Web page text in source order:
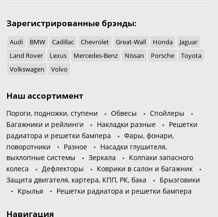
Зарегистрированные брэнды:
Audi BMW Cadillac Chevrolet Great-Wall Honda
Jaguar
Land Rover
Lexus Mercedes-Benz Nissan Porsche
Toyota
Volkswagen
Volvo
Наш ассортимент
Пороги, подножки, ступени Обвесы
Спойлеры
Багажники и рейлинги
Накладки разные
Решетки
радиатора и решетки бампера
Фары, фонари,
поворотники
Разное
Насадки глушителя,
выхлопные системы
Зеркала
Колпаки запасного
колеса
Дефлекторы
Коврики в салон и багажник
Защита двигателя, картера, КПП, РК, бака
Брызговики
Крылья
Решетки радиатора и решетки бампера
Навигация